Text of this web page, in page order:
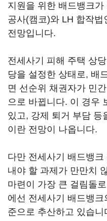
지원을 위한 배드뱅크가
공사(캠코)와 LH 합작법
전망입니다.
전세사기 피해 주택 상
당을 설정한 상태로, 배
면 선순위 채권자가 민
으로 바뀝니다. 이 경우
있고, 강제 퇴거 부담 등
이란 전망이 나옵니다.
다만 전세사기 배드뱅
내야 할 과제가 만만치
마련이 가장 큰 걸림돌
에선 전세사기 배드뱅
준으로 추산하고 있습니